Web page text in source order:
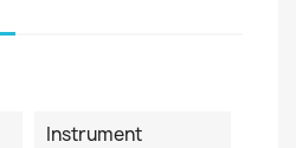
Instrument